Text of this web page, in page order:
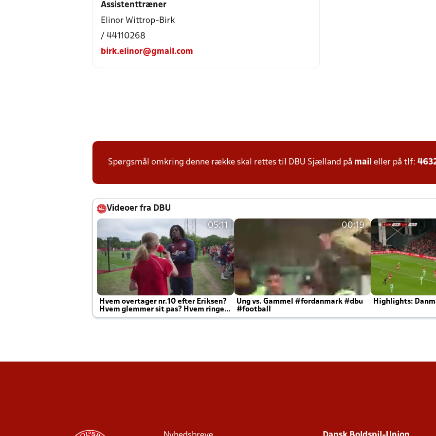
Assistenttræner
Elinor Wittrop-Birk
/ 44110268
birk.elinor@gmail.com
Spørgsmål omkring denne række skal rettes til DBU Sjælland på mail eller på tlf:
Videoer fra DBU
05:11
Hvem overtager nr.10 efter Eriksen?
Hvem glemmer sit pas? Hvem ringer
Joachim altid til efter kampe?
00:19
Ung vs. Gammel #fordanmark #dbu
#football
Highlights: